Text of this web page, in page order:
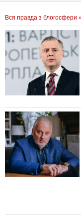
Вся правда з блогосфери